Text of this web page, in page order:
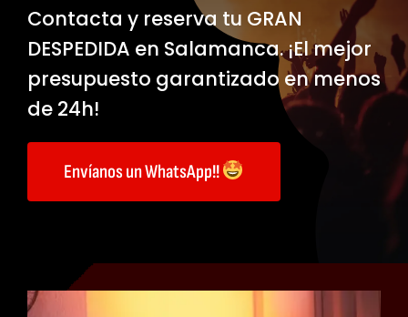
Contacta y reserva tu GRAN
DESPEDIDA en Salamanca. ¡El mejor
presupuesto garantizado en menos
de 24h!
Envíanos un WhatsApp!!